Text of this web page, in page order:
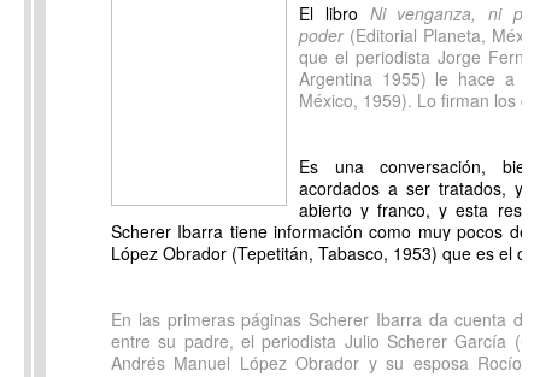
El libro Ni venganza, ni
poder (Editorial Planeta,
que el periodista Jorge
Argentina 1955) le hace a
México, 1959). Lo firman los
Es una conversación,
acordados a ser tratados, y
abierto y franco, y esta
Scherer Ibarra tiene información como muy pocos
López Obrador (Tepetitán, Tabasco, 1953) que es el
En las primeras páginas Scherer Ibarra da cuenta
entre su padre, el periodista Julio Scherer García
Andrés Manuel López Obrador y su esposa Rocío